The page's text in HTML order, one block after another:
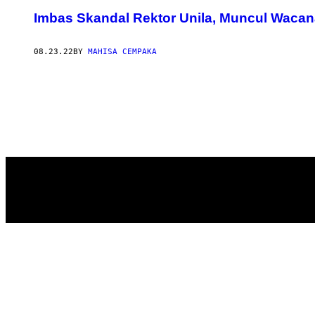
Imbas Skandal Rektor Unila, Muncul
08.23.22BY MAHISA CEMPAKA